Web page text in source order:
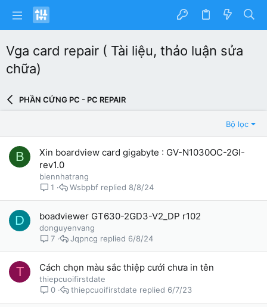
Vga card repair ( Tài liệu, thảo luận sửa
chữa)
PHẦN CỨNG PC - PC REPAIR
Bộ lọc
B
Xin boardview card gigabyte : GV-N1030OC-2GI-
rev1.0
biennhatrang
1
8/8/24
Wsbpbf
D boadviewer GT630-2GD3-V2_DP r102
donguyenvang
7
6/8/24
Jqpncg
T Cách chọn màu sắc thiệp cưới chưa in tên
thiepcuoifirstdate
0
6/7/23
thiepcuoifirstdate